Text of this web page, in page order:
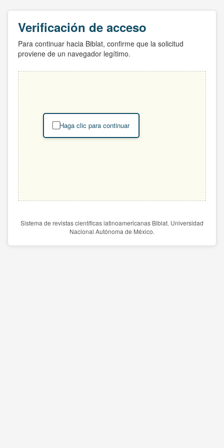
Verificación de acceso
Para continuar hacia Biblat, confirme que la solicitud
proviene de un navegador legítimo.
Haga clic para continuar
Sistema de revistas científicas latinoamericanas Biblat. Universidad
Nacional Autónoma de México.